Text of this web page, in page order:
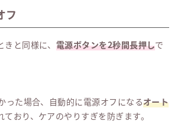
フ
と同様に、 電源ボタンを2秒間長押しで
った場合、自動的に電源オフになるオート
ており、ケアのやりすぎを防ぎます。